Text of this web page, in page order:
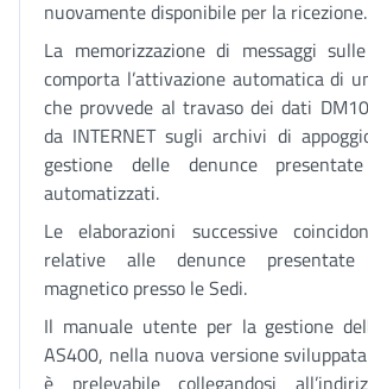
nuovamente disponibile per la ricezione.
La memorizzazione di messaggi
comporta l’attivazione automatica di
che provvede al travaso dei dati
da INTERNET sugli archivi di
gestione delle denunce
automatizzati.
Le elaborazioni successive
relative alle denunce
magnetico presso le Sedi.
Il manuale utente per la gestione
AS400, nella nuova versione
è prelevabile collegandosi